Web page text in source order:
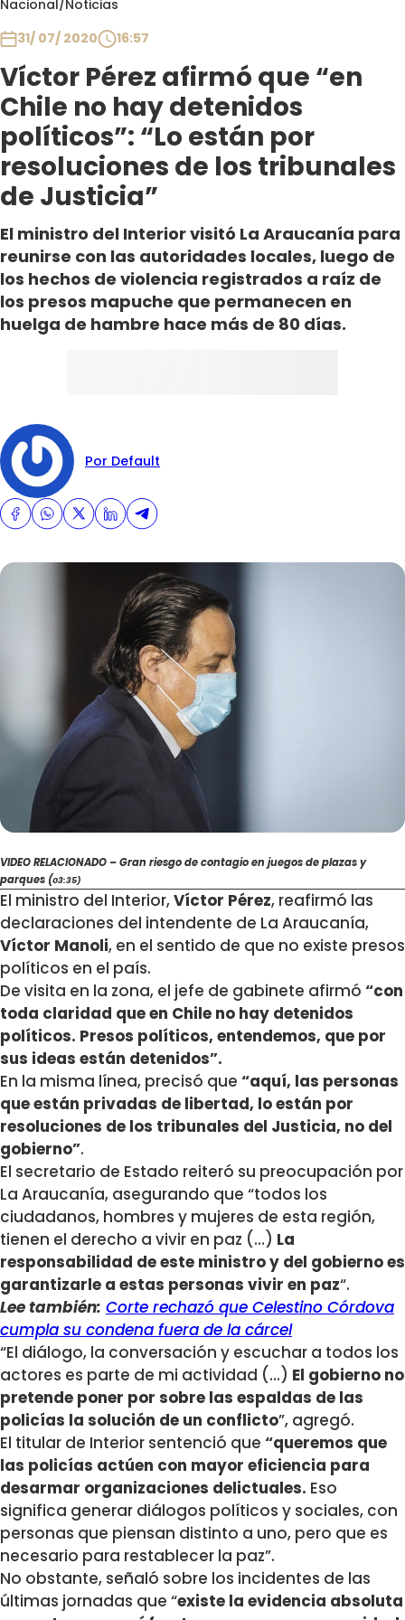
Nacional/Noticias
31/ 07/ 2020
16:57
Víctor Pérez afirmó que “en
Chile no hay detenidos
políticos”: “Lo están por
resoluciones de los tribunales
de Justicia”
El ministro del Interior visitó La Araucanía para
reunirse con las autoridades locales, luego de
los hechos de violencia registrados a raíz de
los presos mapuche que permanecen en
huelga de hambre hace más de 80 días.
Por Default
VIDEO RELACIONADO – Gran riesgo de contagio en juegos de plazas y
parques (03:35)
El ministro del Interior,Víctor Pérez, reafirmó las
declaraciones del intendente de La Araucanía,
Víctor Manoli, en el sentido de que no existe presos
políticos en el país.
De visita en la zona, el jefe de gabinete afirmó “con
toda claridad que en Chile no hay detenidos
políticos. Presos políticos, entendemos, que por
sus ideas están detenidos”.
En la misma línea, precisó que “aquí, las personas
que están privadas de libertad, lo están por
resoluciones de los tribunales del Justicia, no del
gobierno”.
El secretario de Estado reiteró su preocupación por
La Araucanía, asegurando que “todos los
ciudadanos, hombres y mujeres de esta región,
tienen el derecho a vivir en paz (…) La
responsabilidad de este ministro y del gobierno es
garantizarle a estas personas vivir en paz“.
Lee también: Corte rechazó que Celestino Córdova
cumpla su condena fuera de la cárcel
“El diálogo, la conversación y escuchar a todos los
actores es parte de mi actividad (…) El gobierno no
pretende poner por sobre las espaldas de las
policías la solución de un conflicto”, agregó.
El titular de Interior sentenció que “queremos que
las policías actúen con mayor eficiencia para
desarmar organizaciones delictuales. Eso
significa generar diálogos políticos y sociales, con
personas que piensan distinto a uno, pero que es
necesario para restablecer la paz”.
No obstante, señaló sobre los incidentes de las
últimas jornadas que “existe la evidencia absoluta
Club De La Comedia
Contigo en Directo
Plan Perfecto
El Tiempo
Sabingo
Todos Los Programas